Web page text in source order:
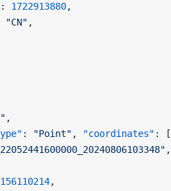
: 1722913880,
"CN" ,
,
: "Point" , "coordinates" : [
,
156110214,